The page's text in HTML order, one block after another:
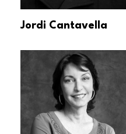
Jordi Cantavella